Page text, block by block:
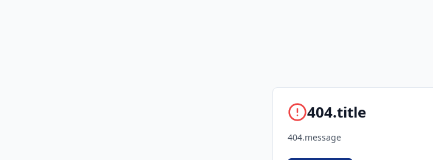
404.title
404.message